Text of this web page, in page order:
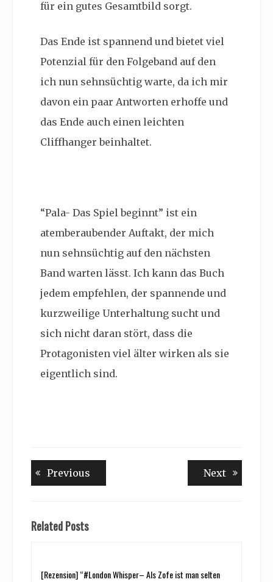
für ein gutes Gesamtbild sorgt.
Das Ende ist spannend und bietet viel
Potenzial für den Folgeband auf den
ich nun sehnsüchtig warte, da ich mir
davon ein paar Antworten erhoffe und
das Ende auch einen leichten
Cliffhanger beinhaltet.
“Pala- Das Spiel beginnt” ist ein
atemberaubender Auftakt, der mich
nun sehnsüchtig auf den nächsten
Band warten lässt. Ich kann das Buch
jedem empfehlen, der spannende und
kurzweilige Unterhaltung sucht und
sich nicht daran stört, dass die
Protagonisten viel älter wirken als sie
eigentlich sind.
Beitragsnavigation
Previous NextNext
Related Posts
[Rezension] “#London Whisper– Als Zofe ist man selten